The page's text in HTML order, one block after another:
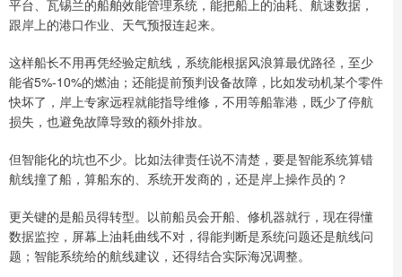
平台、瓦锡兰的船舶效能管理系统，能把船上的油耗、航速数据，
跟岸上的港口作业、天气预报连起来。
这样船长不用再凭经验定航线，系统能根据风浪算最优路径，至少
能省5%-10%的燃油；还能提前预判设备故障，比如发动机某个零件
快坏了，岸上专家远程就能指导维修，不用等船靠港，既少了停航
损失，也避免故障导致的额外排放。
但智能化的坑也不少。比如法律责任说不清楚，要是智能系统算错
航线撞了船，算船东的、系统开发商的，还是岸上操作员的？
更关键的是船员得转型。以前船员会开船、修机器就行，现在得懂
数据监控，屏幕上油耗曲线不对，得能判断是系统问题还是航线问
题；智能系统给的航线建议，还得结合实际海况调整。